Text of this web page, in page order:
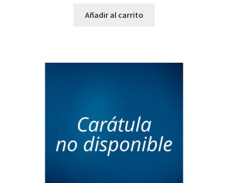
Añadir al carrito